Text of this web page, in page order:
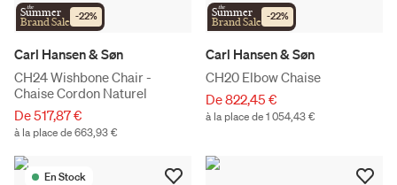
the
Summer
Brand Sale -22%
Carl Hansen & Søn
CH24 Wishbone Chair -
Chaise Cordon Naturel
De 517,87 €
à la place de 663,93 €
the
Summer
Brand Sale -22%
Carl Hansen & Søn
CH20 Elbow Chaise
De 822,45 €
à la place de 1 054,43 €
En Stock